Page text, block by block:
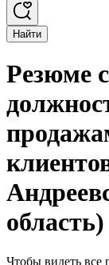
Найти
Резюме
область)
Чтобы видеть все